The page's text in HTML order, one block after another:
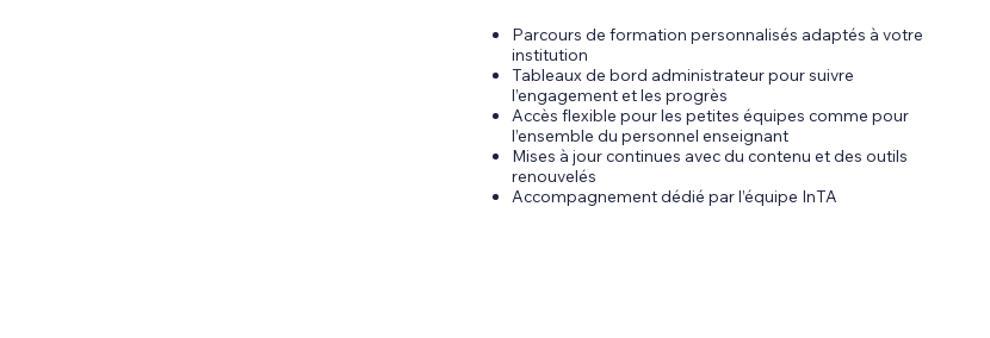
Parcours de formation personnalisés adaptés à votre
institution
Tableaux de bord administrateur pour suivre
l’engagement et les progrès
Accès flexible pour les petites équipes comme pour
l’ensemble du personnel enseignant
Mises à jour continues avec du contenu et des outils
renouvelés
Accompagnement dédié par l’équipe InTA